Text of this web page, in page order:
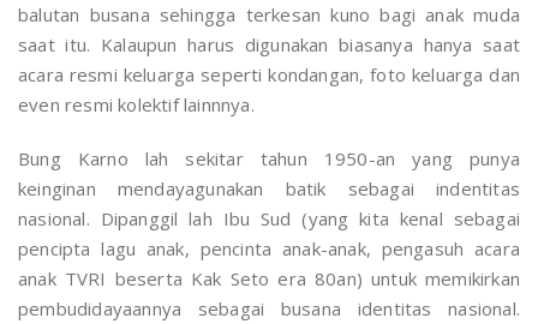
balutan busana sehingga terkesan kuno bagi anak muda
saat itu. Kalaupun harus digunakan biasanya hanya saat
acara resmi keluarga seperti kondangan, foto keluarga dan
even resmi kolektif lainnnya.
Bung Karno lah sekitar tahun 1950-an yang punya
keinginan mendayagunakan batik sebagai indentitas
nasional. Dipanggil lah Ibu Sud (yang kita kenal sebagai
pencipta lagu anak, pencinta anak-anak, pengasuh acara
anak TVRI beserta Kak Seto era 80an) untuk memikirkan
pembudidayaannya sebagai busana identitas nasional.